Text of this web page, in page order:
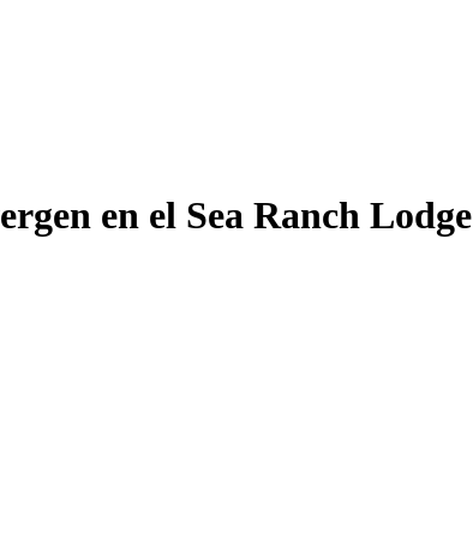
en el Sea Ranch Lodge